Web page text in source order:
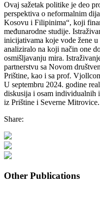
Ovaj sažetak politike je deo
perspektiva o neformalnim
Kosovu i Filipinima“, koji
međunarodne studije.
inicijativama koje vode žene
analiziralo na koji način one
osmišljavanju mira.
partnerstvu sa Novom
Prištine, kao i sa prof.
U septembru 2024. godine
diskusija i osam individualnih
iz Prištine i Severne Mitrovice.
Share:
Other Publications